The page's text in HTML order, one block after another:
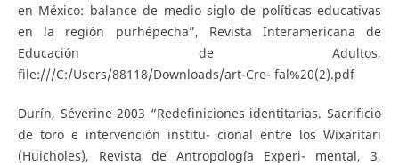
en México: balance de medio siglo de políticas educativas
en la región purhépecha”, Revista Interamericana de
Educación de Adultos,
file:///C:/Users/88118/Downloads/art-Cre- fal%20(2).pdf
Durín, Séverine 2003 “Redefiniciones identitarias. Sacrificio
de toro e intervención institu- cional entre los Wixaritari
(Huicholes), Revista de Antropología Experi- mental, 3,